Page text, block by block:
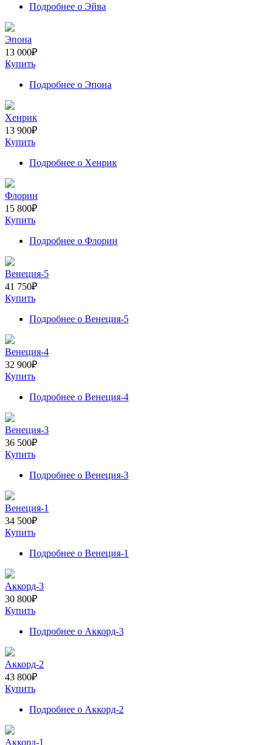
Подробнее о Эйва
Эпона
13 000₽
Купить
Подробнее о Эпона
Хенрик
13 900₽
Купить
Подробнее о Хенрик
Флорин
15 800₽
Купить
Подробнее о Флорин
Венеция-5
41 750₽
Купить
Подробнее о Венеция-5
Венеция-4
32 900₽
Купить
Подробнее о Венеция-4
Венеция-3
36 500₽
Купить
Подробнее о Венеция-3
Венеция-1
34 500₽
Купить
Подробнее о Венеция-1
Аккорд-3
30 800₽
Купить
Подробнее о Аккорд-3
Аккорд-2
43 800₽
Купить
Подробнее о Аккорд-2
Аккорд-1